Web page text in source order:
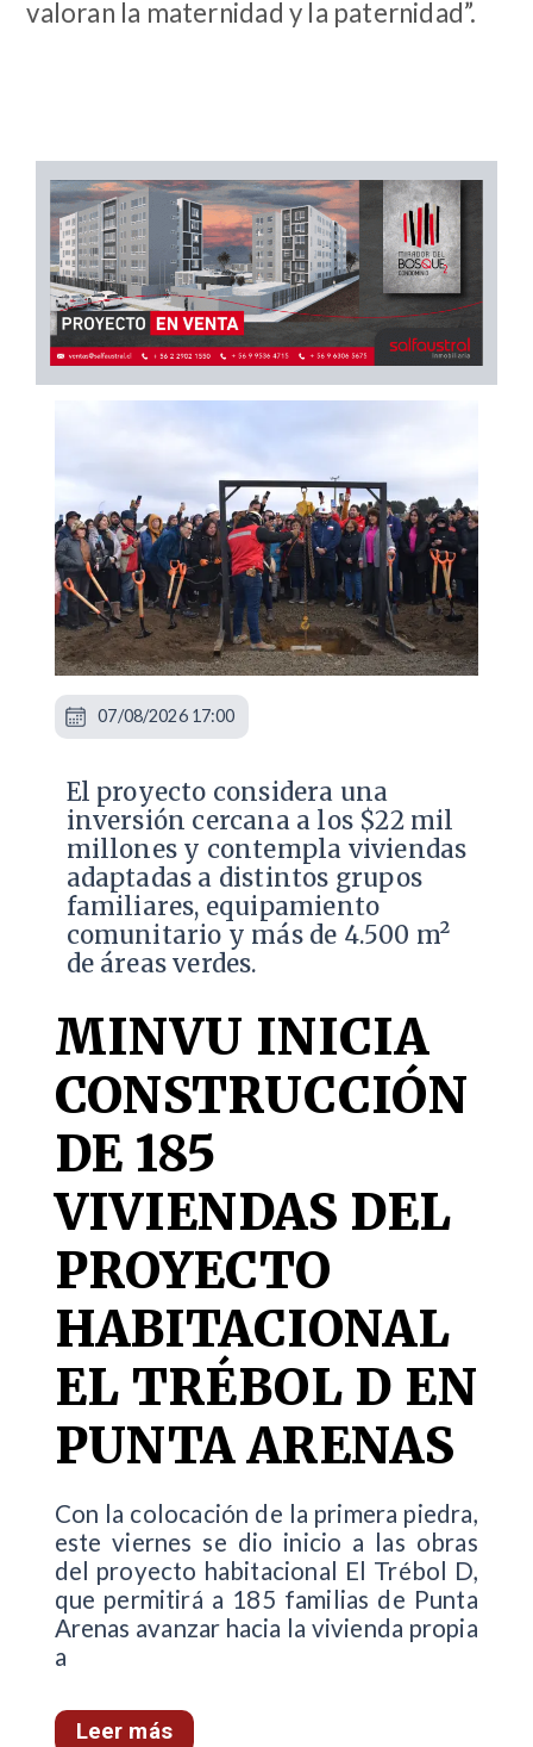
valoran la maternidad y la paternidad”.
El proyecto considera una
inversión cercana a los $22 mil
millones y contempla viviendas
adaptadas a distintos grupos
familiares, equipamiento
comunitario y más de 4.500 m²
de áreas verdes.
MINVU INICIA
CONSTRUCCIÓN
DE 185
VIVIENDAS DEL
PROYECTO
HABITACIONAL
EL TRÉBOL D EN
PUNTA ARENAS
Con la colocación de la primera piedra,
este viernes se dio inicio a las obras
del proyecto habitacional El Trébol D,
que permitirá a 185 familias de Punta
Arenas avanzar hacia la vivienda propia
a
Leer más
07/08/2026 17:00